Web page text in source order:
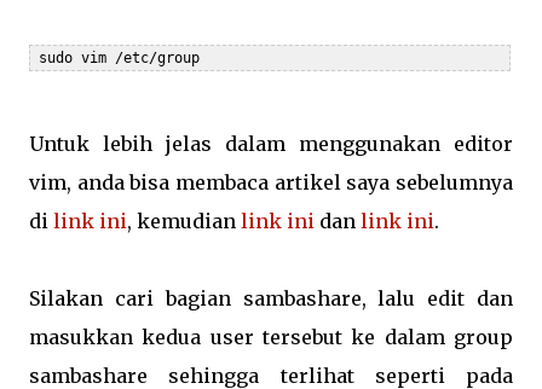
sudo vim /etc/group
Untuk lebih jelas dalam menggunakan editor
vim, anda bisa membaca artikel saya sebelumnya
di link ini, kemudian link ini dan link ini.
Silakan cari bagian sambashare, lalu edit dan
masukkan kedua user tersebut ke dalam group
sambashare sehingga terlihat seperti pada